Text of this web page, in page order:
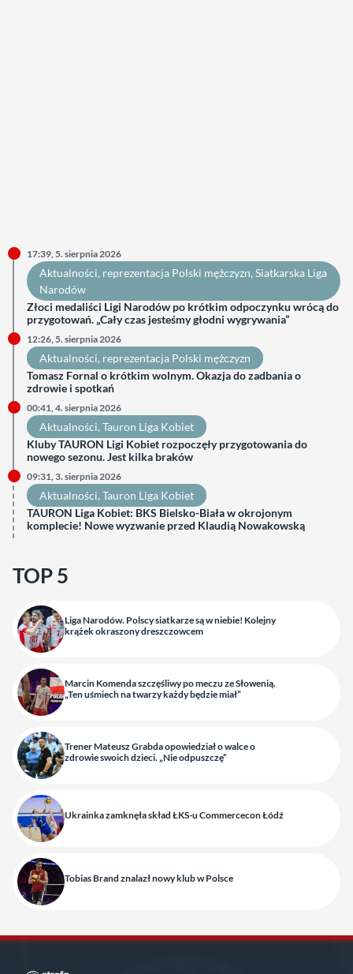
17:39, 5. sierpnia 2026
Aktualności, reprezentacja Polski mężczyzn, Siatkarska Liga
Narodów
Złoci medaliści Ligi Narodów po krótkim odpoczynku wrócą do
przygotowań. „Cały czas jesteśmy głodni wygrywania”
12:26, 5. sierpnia 2026
Aktualności, reprezentacja Polski mężczyzn
Tomasz Fornal o krótkim wolnym. Okazja do zadbania o
zdrowie i spotkań
00:41, 4. sierpnia 2026
Aktualności, Tauron Liga Kobiet
Kluby TAURON Ligi Kobiet rozpoczęły przygotowania do
nowego sezonu. Jest kilka braków
09:31, 3. sierpnia 2026
Aktualności, Tauron Liga Kobiet
TAURON Liga Kobiet: BKS Bielsko-Biała w okrojonym
komplecie! Nowe wyzwanie przed Klaudią Nowakowską
TOP 5
Liga Narodów. Polscy siatkarze są w niebie! Kolejny
krążek okraszony dreszczowcem
Marcin Komenda szczęśliwy po meczu ze Słowenią.
„Ten uśmiech na twarzy każdy będzie miał”
Trener Mateusz Grabda opowiedział o walce o
zdrowie swoich dzieci. „Nie odpuszczę”
Ukrainka zamknęła skład ŁKS-u Commercecon Łódź
Tobias Brand znalazł nowy klub w Polsce